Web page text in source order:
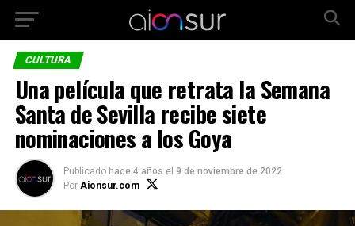
CULTURA
Una película que retrata la Semana
Santa de Sevilla recibe siete
nominaciones a los Goya
Publicado hace 4 años el 9 de noviembre de 2022
Por Aionsur.com